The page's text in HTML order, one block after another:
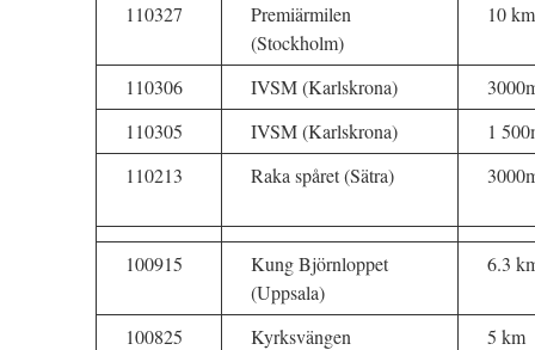
110327
Premiärmilen
(Stockholm)
10 km
110306 IVSM (Karlskrona)
110305
IVSM (Karlskrona)
1
110213
Raka spåret (Sätra)
100915
Kung Björnloppet
(Uppsala)
6.3
100825
Kyrksvängen
5 km